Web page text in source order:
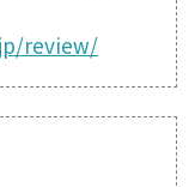
review/